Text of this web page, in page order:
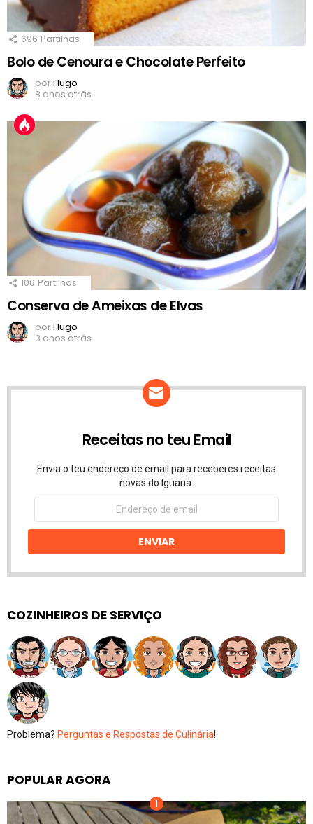
696 Partilhas
Bolo de Cenoura e Chocolate Perfeito
porHugo
8 anos atrás
106 Partilhas
Conserva de Ameixas de Elvas
porHugo
3 anos atrás
Receitas no teu Email
Envia o teu endereço de email para receberes receitas
novas do Iguaria.
Endereço
email
ENVIAR
COZINHEIROS DE SERVIÇO
Problema? Perguntas e Respostas de Culinária!
POPULAR AGORA